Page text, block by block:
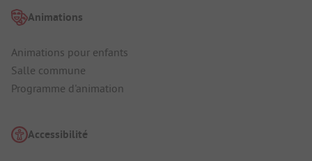
Animations
Animations pour enfants
Salle commune
Programme d'animation
Accessibilité